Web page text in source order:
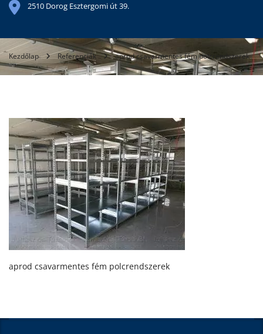
2510 Dorog Esztergomi út 39.
Kezdőlap Referenciák aprod csavarmentes fém polcrendszerek
aprod csavarmentes fém polcrendszerek